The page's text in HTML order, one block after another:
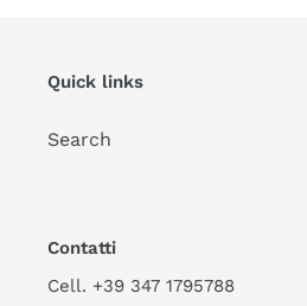
Quick links
Search
Contatti
Cell. +39 347 1795788